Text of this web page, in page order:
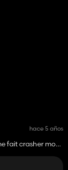
hace 5 años
fait crasher mon
Mac ? Merci